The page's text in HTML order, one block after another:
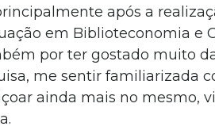
após a
em Biblioteconomia e
por ter gostado muito
me sentir familiarizada
ainda mais no mesmo,